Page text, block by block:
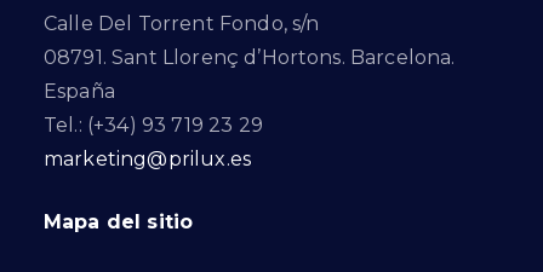
Calle Del Torrent Fondo, s/n
08791. Sant Llorenç d’Hortons. Barcelona.
España
Tel.: (+34) 93 719 23 29
marketing@prilux.es
Mapa del sitio